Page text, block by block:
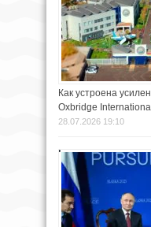
Как устроена
Oxbridge
28.07.2026 19:10